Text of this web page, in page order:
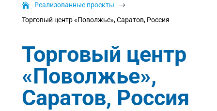
Реализованные проекты $
Торговый центр «Поволжье», Саратов, Россия
Торговый центр
«Поволжье»,
Саратов, Россия